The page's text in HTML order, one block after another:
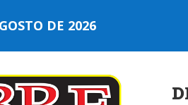
DE 2026